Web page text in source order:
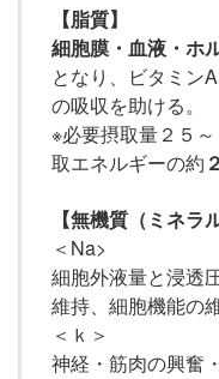
【脂質】
細胞膜・血液・ホ
となり、ビタミン
の吸収を助ける。
※必要摂取量２５
取エネルギーの約
【無機質（ミネラ
＜Na>
細胞外液量と浸透
維持、細胞機能の
＜ｋ＞
神経・筋肉の興奮